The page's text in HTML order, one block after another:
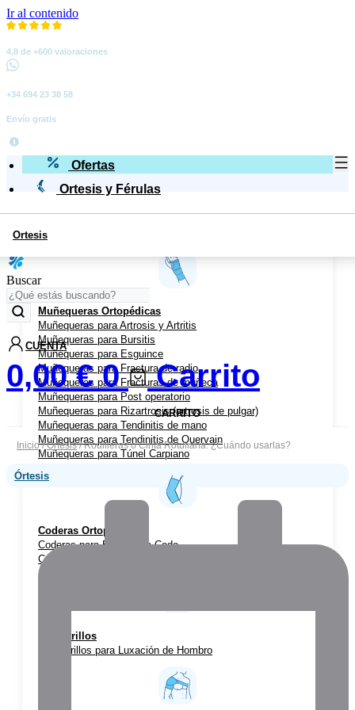
Ir al contenido
4,8 de +600 valoraciones
+34 694 23 38 58
Envío gratis
Ofertas
Ortesis y Férulas
Ortesis
Miembro Superior
Muñequeras Ortopédicas
Muñequeras para Artrosis y Artritis
Muñequeras para Bursitis
Muñequeras para Esguince
Muñequeras para Fractura de radio
Muñequeras para Fracturas de muñeca
Muñequeras para Post operatorio
Muñequeras para Rizartrosis (artrosis de pulgar)
Muñequeras para Tendinitis de mano
Muñequeras para Tendinitis de Quervain
Muñequeras para Túnel Carpiano
Coderas Ortopédicas
Coderas para Bursitis de Codo
Coderas para Epicondilitis (codo de tenista)
Cabestrillos
Cabestrillos para Luxación de Hombro
Buscar
CUENTA
0,00€ 0 Carrito
CARRITO
Inicio/Órtesis/ Rodilleras o Cinta Rotuliana: ¿Cuándo usarlas?
Órtesis